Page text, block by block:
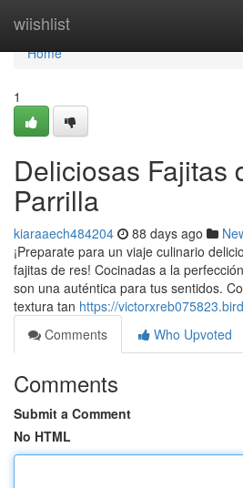
wiishlist
Home
Home
1
Deliciosas Fajitas
Parrilla
kiaraaech484204 88 days ago
¡Preparate para un viaje culinario
fajitas de res! Cocinadas a la
son una auténtica para tus sentidos.
textura tan https://
Comments
Who Upvoted
Comments
Submit a Comment
No HTML